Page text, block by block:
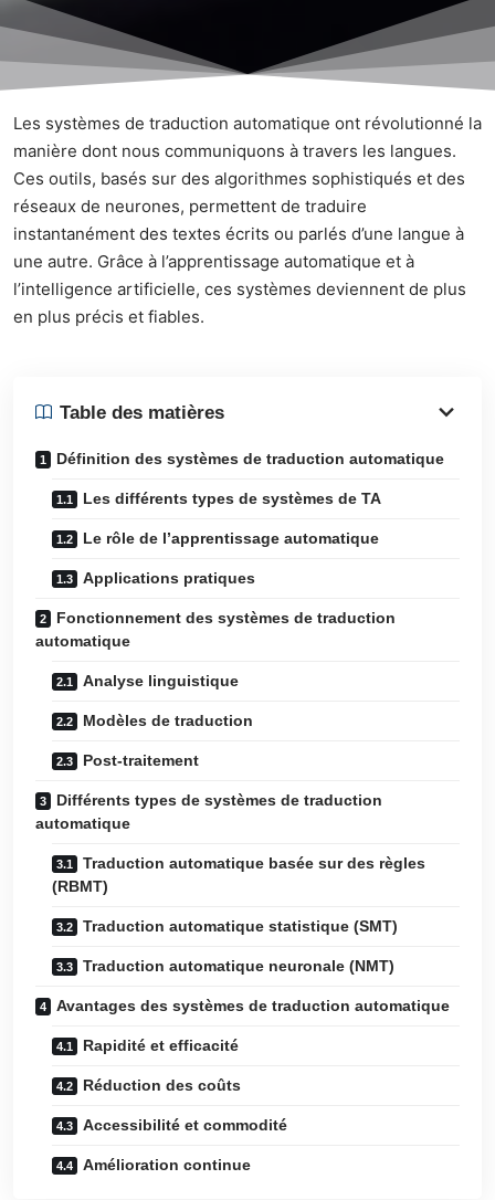
Les systèmes de traduction automatique ont révolutionné la
manière dont nous communiquons à travers les langues.
Ces outils, basés sur des algorithmes sophistiqués et des
réseaux de neurones, permettent de traduire
instantanément des textes écrits ou parlés d’une langue à
une autre. Grâce à l’apprentissage automatique et à
l’intelligence artificielle, ces systèmes deviennent de plus
en plus précis et fiables.
Table des matières
Définition des systèmes de traduction automatique
Les différents types de systèmes de TA
Le rôle de l’apprentissage automatique
Applications pratiques
Fonctionnement des systèmes de traduction
automatique
Analyse linguistique
Modèles de traduction
Post-traitement
Différents types de systèmes de traduction
automatique
Traduction automatique basée sur des règles
(RBMT)
Traduction automatique statistique (SMT)
Traduction automatique neuronale (NMT)
Avantages des systèmes de traduction automatique
Rapidité et efficacité
Réduction des coûts
Accessibilité et commodité
Amélioration continue